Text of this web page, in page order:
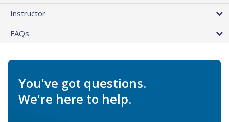
Instructor
FAQs
You've got questions.
We're here to help.